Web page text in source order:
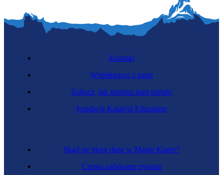
Skąd się biorą dane w Mapie Karier?
Często zadawane pytania
Kontakt
Współpracuj z nami
Zobacz, jak możesz nam pomóc
Fundacja Katalyst Education